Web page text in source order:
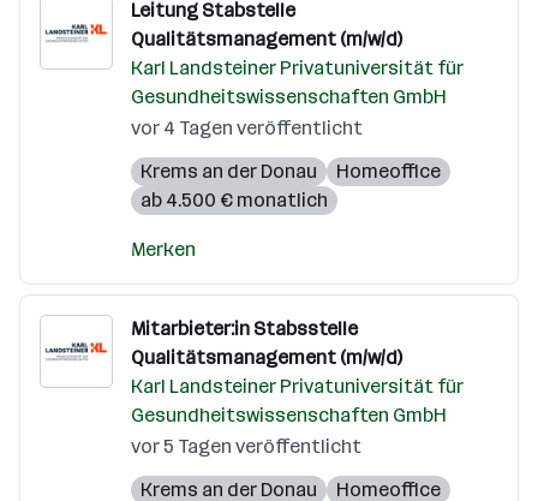
Leitung Stabstelle
Qualitätsmanagement (m/w/d)
Karl Landsteiner Privatuniversität für
Gesundheitswissenschaften GmbH
vor 4 Tagen veröffentlicht
Krems an der Donau
Homeoffice
ab 4.500 € monatlich
Merken
Mitarbieter:in Stabsstelle
Qualitätsmanagement (m/w/d)
Karl Landsteiner Privatuniversität für
Gesundheitswissenschaften GmbH
vor 5 Tagen veröffentlicht
Krems an der Donau
Homeoffice